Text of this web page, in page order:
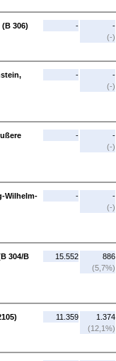
306)
-
-
(-)
-
-
(-)
-
-
(-)
Wilhelm-
-
-
(-)
304/B
15.552
886
(5,7%)
11.359
1.374
(12,1%)